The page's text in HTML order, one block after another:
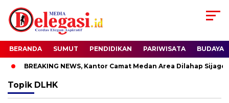
BERANDA SUMUT PENDIDIKAN PARIWISATA BUDAYA
BREAKING NEWS, Kantor Camat Medan Area Dilahap Sijago
Topik DLHK